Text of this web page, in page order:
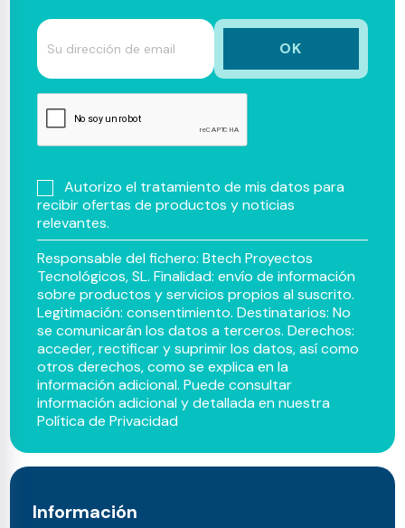
Autorizo el tratamiento de mis datos para
recibir ofertas de productos y noticias
relevantes.
Responsable del fichero: Btech Proyectos
Tecnológicos, SL. Finalidad: envío de información
sobre productos y servicios propios al suscrito.
Legitimación: consentimiento. Destinatarios: No
se comunicarán los datos a terceros. Derechos:
acceder, rectificar y suprimir los datos, así como
otros derechos, como se explica en la
información adicional. Puede consultar
información adicional y detallada en nuestra
Política de Privacidad
Información